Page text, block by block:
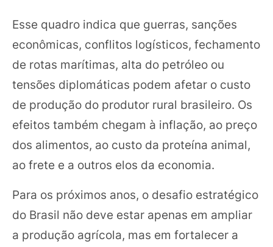
Esse quadro indica que guerras, sanções
econômicas, conflitos logísticos, fechamento
de rotas marítimas, alta do petróleo ou
tensões diplomáticas podem afetar o custo
de produção do produtor rural brasileiro. Os
efeitos também chegam à inflação, ao preço
dos alimentos, ao custo da proteína animal,
ao frete e a outros elos da economia.
Para os próximos anos, o desafio estratégico
do Brasil não deve estar apenas em ampliar
a produção agrícola, mas em fortalecer a